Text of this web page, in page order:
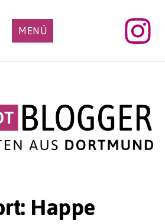
MENÜ
Happe